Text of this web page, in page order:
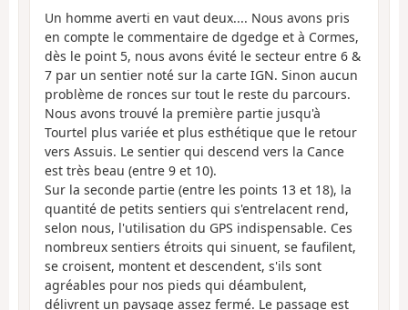
Un homme averti en vaut deux.... Nous avons pris
en compte le commentaire de dgedge et à Cormes,
dès le point 5, nous avons évité le secteur entre 6 &
7 par un sentier noté sur la carte IGN. Sinon aucun
problème de ronces sur tout le reste du parcours.
Nous avons trouvé la première partie jusqu'à
Tourtel plus variée et plus esthétique que le retour
vers Assuis. Le sentier qui descend vers la Cance
est très beau (entre 9 et 10).
Sur la seconde partie (entre les points 13 et 18), la
quantité de petits sentiers qui s'entrelacent rend,
selon nous, l'utilisation du GPS indispensable. Ces
nombreux sentiers étroits qui sinuent, se faufilent,
se croisent, montent et descendent, s'ils sont
agréables pour nos pieds qui déambulent,
délivrent un paysage assez fermé. Le passage est